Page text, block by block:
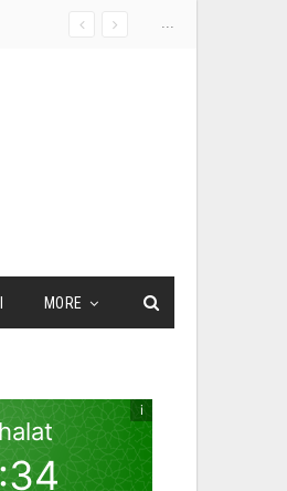
...
MORE